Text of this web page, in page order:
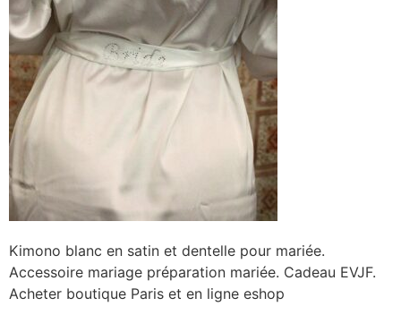
Kimono blanc en satin et dentelle pour mariée.
Accessoire mariage préparation mariée. Cadeau EVJF.
Acheter boutique Paris et en ligne eshop